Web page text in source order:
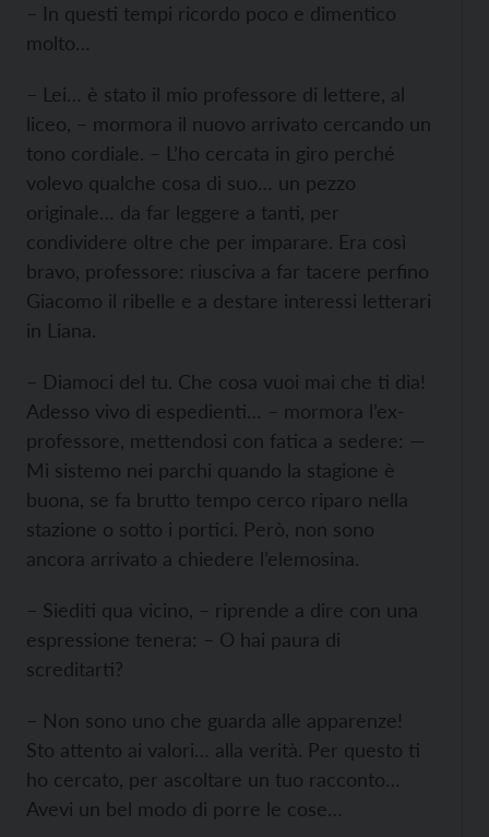
– In questi tempi ricordo poco e dimentico
molto…
– Lei… è stato il mio professore di lettere, al
liceo, – mormora il nuovo arrivato cercando un
tono cordiale. – L’ho cercata in giro perché
volevo qualche cosa di suo… un pezzo
originale… da far leggere a tanti, per
condividere oltre che per imparare. Era così
bravo, professore: riusciva a far tacere perﬁno
Giacomo il ribelle e a destare interessi letterari
in Liana.
– Diamoci del tu. Che cosa vuoi mai che ti dia!
Adesso vivo di espedienti… – mormora l’ex-
professore, mettendosi con fatica a sedere: —
Mi sistemo nei parchi quando la stagione è
buona, se fa brutto tempo cerco riparo nella
stazione o sotto i portici. Però, non sono
ancora arrivato a chiedere l’elemosina.
– Siediti qua vicino, – riprende a dire con una
espressione tenera: – O hai paura di
screditarti?
– Non sono uno che guarda alle apparenze!
Sto attento ai valori… alla verità. Per questo ti
ho cercato, per ascoltare un tuo racconto…
Avevi un bel modo di porre le cose…